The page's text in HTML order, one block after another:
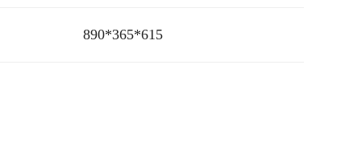
890*365*615